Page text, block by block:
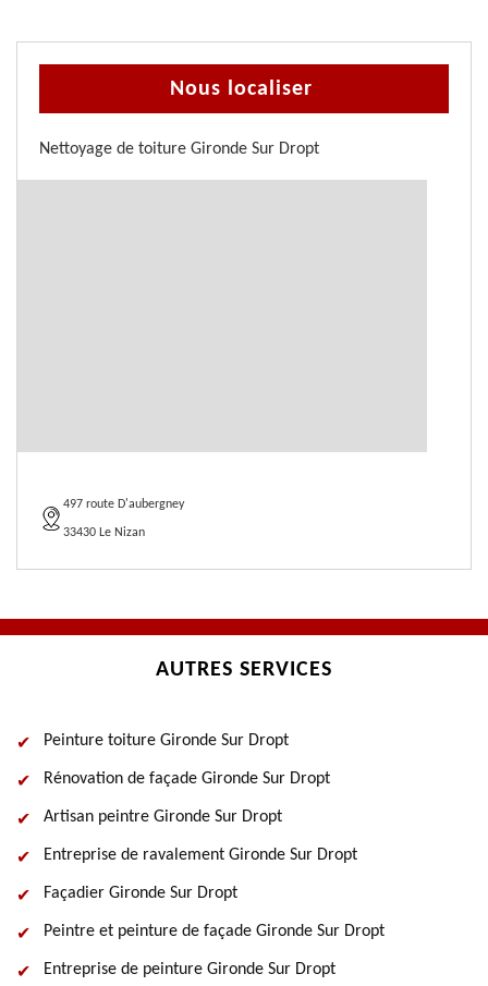
Nous localiser
Nettoyage de toiture Gironde Sur Dropt
497 route D'aubergney
33430 Le Nizan
AUTRES SERVICES
Peinture toiture Gironde Sur Dropt
Rénovation de façade Gironde Sur Dropt
Artisan peintre Gironde Sur Dropt
Entreprise de ravalement Gironde Sur Dropt
Façadier Gironde Sur Dropt
Peintre et peinture de façade Gironde Sur Dropt
Entreprise de peinture Gironde Sur Dropt